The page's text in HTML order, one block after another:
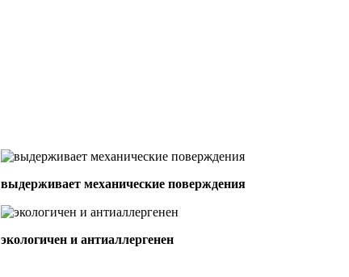
выдерживает механические поверждения
экологичен и антиаллергенен